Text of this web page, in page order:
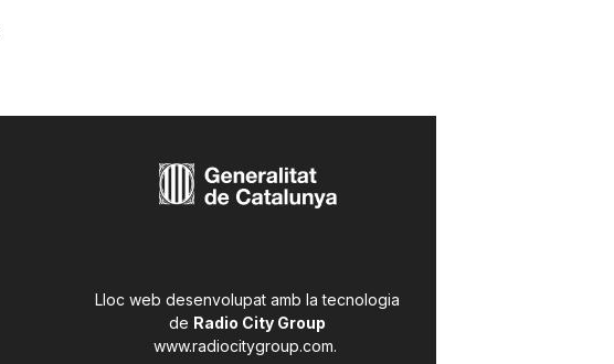
Lloc web desenvolupat amb la tecnologia
de Radio City Group
www.radiocitygroup.com.